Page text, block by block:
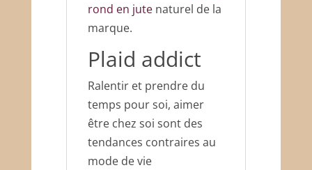
rond en jutenaturel de la
marque.
Plaid addict
Ralentir et prendre du
temps pour soi, aimer
être chez soi sont des
tendances contraires au
mode de vie